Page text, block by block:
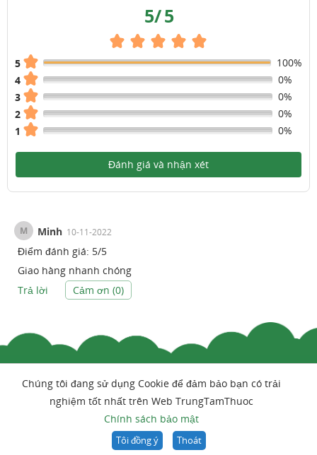
5/5
5
100%
4
0%
3
0%
2
0%
1
0%
Đánh giá và nhận xét
M Minh 10-11-2022
Điểm đánh giá: 5/5
Giao hàng nhanh chóng
Trả lời
Cảm ơn (0)
Chúng tôi đang sử dụng Cookie để đảm bảo bạn có trải
nghiệm tốt nhất trên Web TrungTamThuoc
Chính sách bảo mật
Tôi đồng ý Thoát